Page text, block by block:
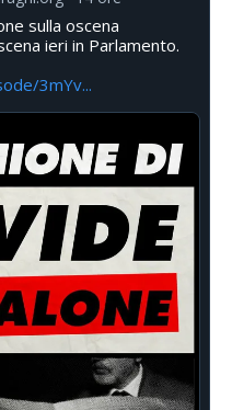
sulla oscena
ieri in Parlamento.
3mYv...